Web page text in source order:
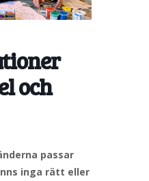
och
passar
inga rätt eller